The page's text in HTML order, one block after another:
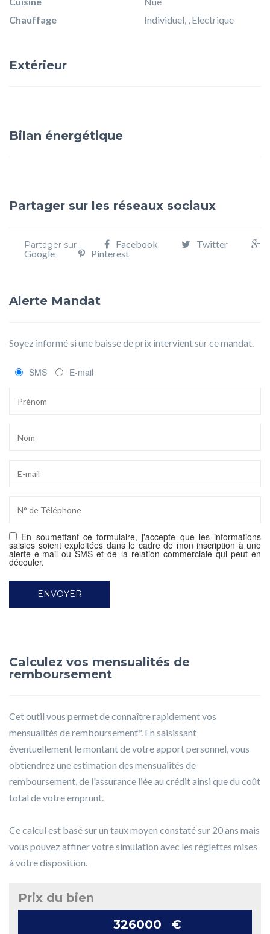
Chauffage
Individuel, , Electrique
Extérieur
Bilan énergétique
Partager sur les réseaux sociaux
Partager sur : Facebook
Twitter
Google
Pinterest
Alerte Mandat
Soyez informé si une baisse de prix intervient sur ce mandat.
SMS E-mail
En soumettant ce formulaire, j'accepte que les informations
saisies soient exploitées dans le cadre de mon inscription à une
alerte e-mail ou SMS et de la relation commerciale qui peut en
découler.
Calculez vos mensualités de
remboursement
Cet outil vous permet de connaître rapidement vos
mensualités de remboursement*. En saisissant
éventuellement le montant de votre apport personnel, vous
obtiendrez une estimation des mensualités de
remboursement, de l'assurance liée au crédit ainsi que du coût
total de votre emprunt.
Ce calcul est basé sur un taux moyen constaté sur 20 ans mais
vous pouvez affiner votre simulation avec les réglettes mises
à votre disposition.
Prix du bien
€